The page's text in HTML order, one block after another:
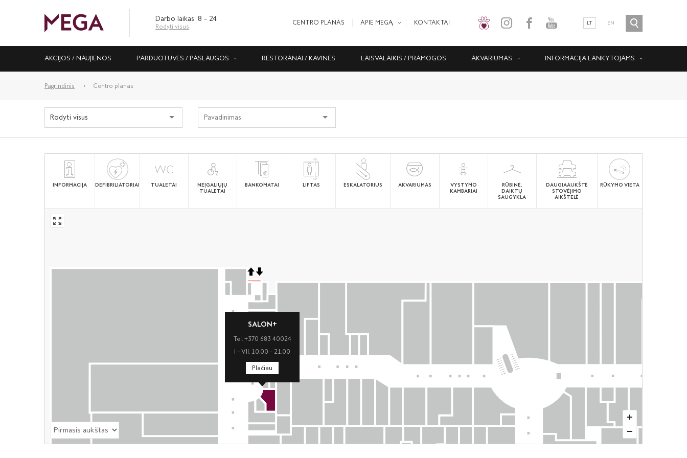
Darbo laikas: 8 – 24
Rodyti visus
CENTRO PLANAS APIE MEGĄ KONTAKTAI LT EN
AKCIJOS / NAUJIENOS PARDUOTUVĖS / PASLAUGOS RESTORANAI / KAVINĖS LAISVALAIKIS / PRAMOGOS AKVARIUMAS INFORMACIJA LANKYTOJAMS
Pagrindinis Centro planas
Rodyti visus
INFORMACIJA DEFIBRILIATORIAI TUALETAI
NEĮGALIŲJŲ
TUALETAI
BANKOMATAI LIFTAS ESKALATORIUS AKVARIUMAS
VYSTYMO
KAMBARIAI
RŪBINĖ,
DAIKTŲ
SAUGYKLA
DAUGIAAUKŠTĖ
STOVĖJIMO
AIKŠTELĖ
RŪKYMO VIETA
SALON+
Tel. +370 683 40024
I – VII: 10:00 – 21:00
Plačiau